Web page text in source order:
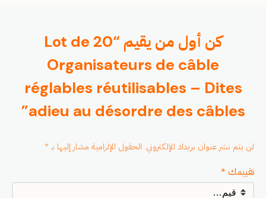
كن أول من يقيم “Lot de 20
Organisateurs de câble
réglables réutilisables – Dites
adieu au désordre des câbles”
لن يتم نشر عنوان بريدك الإلكتروني. الحقول الإلزامية مشار إليها بـ *
تقييمك *